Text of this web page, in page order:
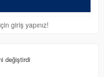
giriş yapınız!
değiştirdi